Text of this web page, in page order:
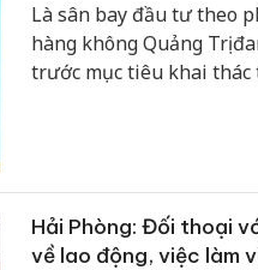
Là sân bay đầu tư theo
hàng không Quảng Trị
trước mục tiêu khai thác
Hải Phòng: Đối thoại
về lao động, việc làm